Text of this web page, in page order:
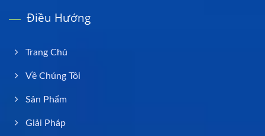
Điều Hướng
Trang Chủ
Về Chúng Tôi
Sản Phẩm
Giải Pháp